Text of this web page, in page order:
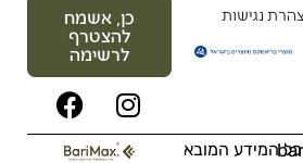
נגישות
כן, אשמח
להצטרף
לרשימה
המידע המובא